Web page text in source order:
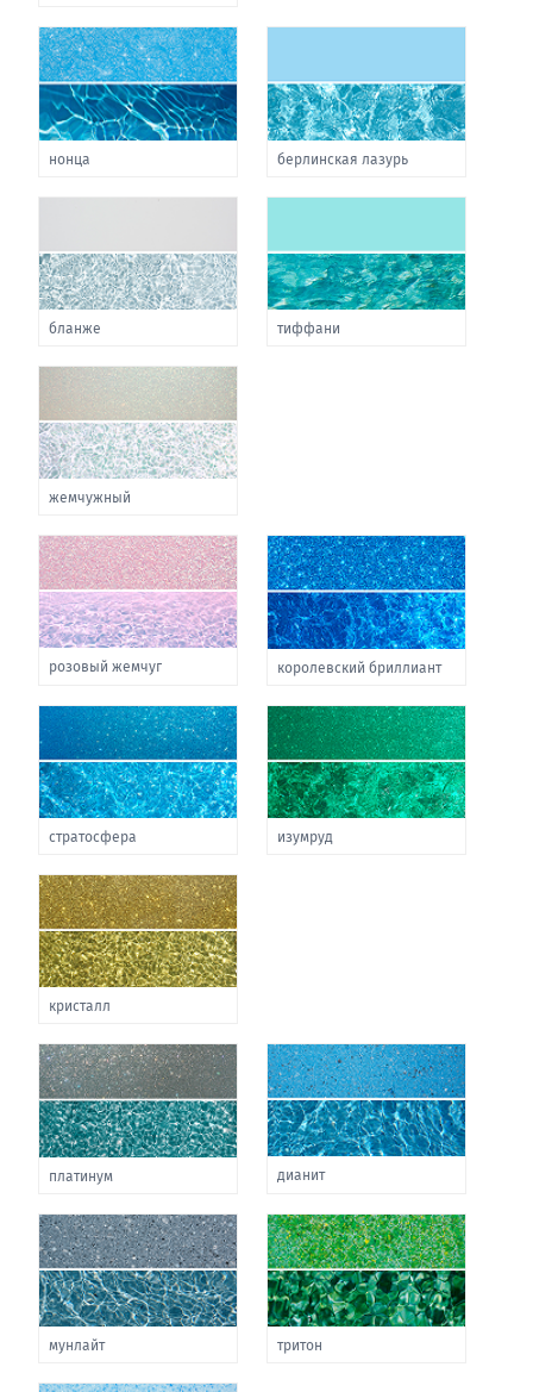
нонца берлинская лазурь
бланже тиффани
жемчужный
розовый жемчуг королевский бриллиант
стратосфера изумруд
кристалл
платинум дианит
мунлайт тритон